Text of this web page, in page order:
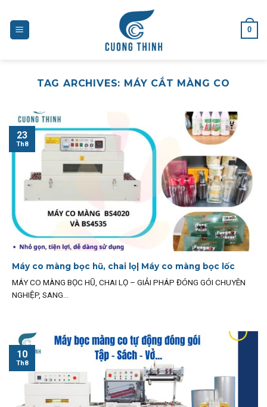
content
0
TAG ARCHIVES: MÁY CẮT MÀNG CO
Máy co màng bọc hũ, chai lọ| Máy co màng bọc lốc
MÁY CO MÀNG BỌC HŨ, CHAI LỌ – GIẢI PHÁP ĐÓNG GÓI CHUYÊN
NGHIỆP, SANG...
23
Th8
10
Th8